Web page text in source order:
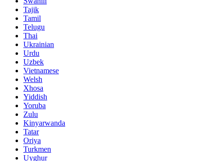
Tajik
Tamil
Telugu
Thai
Ukrainian
Urdu
Uzbek
Vietnamese
Welsh
Xhosa
Yiddish
Yoruba
Zulu
Kinyarwanda
Tatar
Oriya
Turkmen
Uyghur